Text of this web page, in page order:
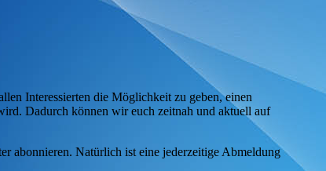
Interessierten die Möglichkeit zu geben, einen
Dadurch können wir euch zeitnah und aktuell auf
abonnieren. Natürlich ist eine jederzeitige Abmeldung